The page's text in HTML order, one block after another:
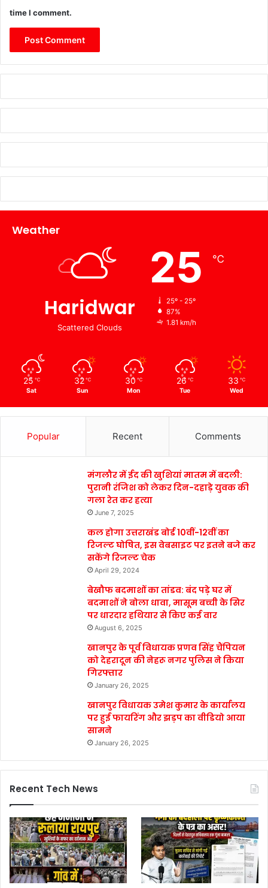
time I comment.
Weather
Haridwar
Scattered Clouds
25 ℃
25º - 25º
87%
1.81 km/h
25 ℃
Sat
32 ℃
Sun
30 ℃
Mon
26 ℃
Tue
33 ℃
Wed
Popular Recent Comments
मंगलौर में ईद की खुशियां मातम में बदली:
पुरानी रंजिश को लेकर दिन-दहाड़े युवक की
गला रेत कर हत्या
June 7, 2025
कल होगा उत्तराखंड बोर्ड 10वीं-12वीं का
रिजल्ट घोषित, इस वेबसाइट पर इतने बजे कर
सकेंगे रिजल्ट चेक
April 29, 2024
बेखौफ बदमाशों का तांडव: बंद पड़े घर में
बदमाशों ने बोला धावा, मासूम बच्ची के सिर
पर धारदार हथियार से किए कई वार
August 6, 2025
खानपुर के पूर्व विधायक प्रणव सिंह चैंपियन
को देहरादून की नेहरू नगर पुलिस ने किया
गिरफ्तार
January 26, 2025
खानपुर विधायक उमेश कुमार के कार्यालय
पर हुई फायरिंग और झड़प का वीडियो आया
सामने
January 26, 2025
Recent Tech News